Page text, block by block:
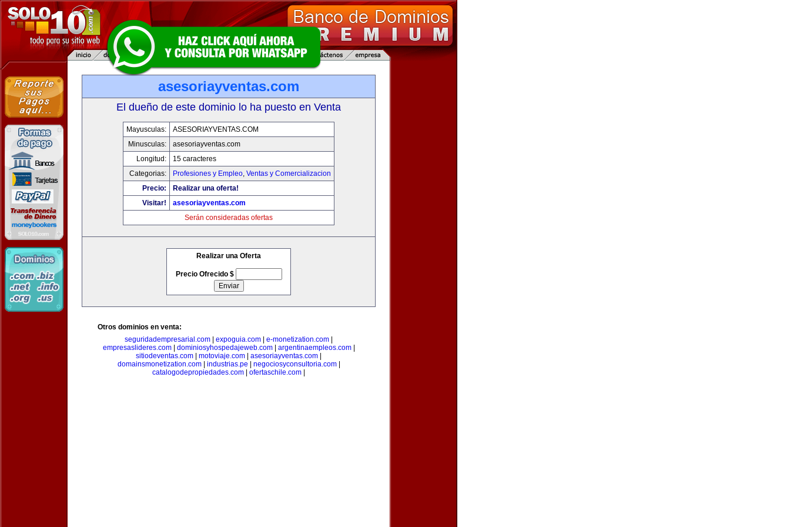
asesoriayventas.com
El dueño de este dominio lo ha puesto en Venta
Mayusculas:
ASESORIAYVENTAS.COM
Minusculas:
asesoriayventas.com
Longitud:
15 caracteres
Categorias:
Profesiones y Empleo, Ventas y Comercializacion
Precio:
Realizar una oferta!
Visitar!
asesoriayventas.com
Serán consideradas ofertas
Realizar una Oferta
Precio Ofrecido $
Otros dominios en venta:
seguridadempresarial.com
expoguia.com e-monetization.com
empresaslideres.com| dominiosyhospedajeweb.com| argentinaempleos.com|
sitiodeventas.com
motoviaje.com asesoriayventas.com
domainsmonetization.com| industrias.pe negociosyconsultoria.com|
catalogodepropiedades.com
ofertaschile.com